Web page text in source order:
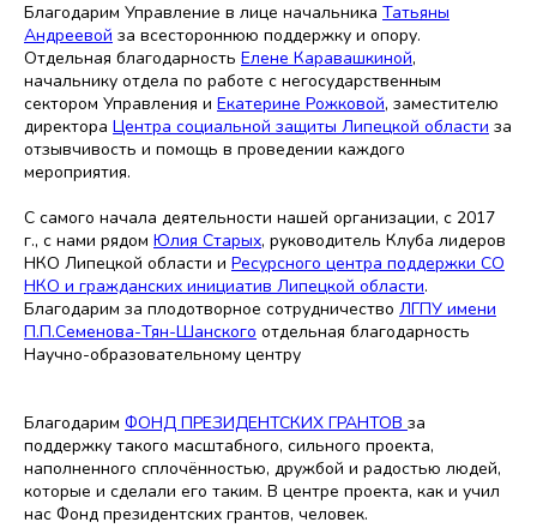
Благодарим Управление в лице начальника Татьяны
Андреевой за всестороннюю поддержку и опору.
Отдельная благодарность Елене Каравашкиной,
начальнику отдела по работе с негосударственным
сектором Управления и Екатерине Рожковой, заместителю
директора Центра социальной защиты Липецкой области за
отзывчивость и помощь в проведении каждого
мероприятия.
С самого начала деятельности нашей организации, с 2017
г., с нами рядом Юлия Старых, руководитель Клуба лидеров
НКО Липецкой области и Ресурсного центра поддержки СО
НКО и гражданских инициатив Липецкой области.
Благодарим за плодотворное сотрудничество ЛГПУ имени
П.П.Семенова-Тян-Шанского отдельная благодарность
Научно-образовательному центру
Благодарим ФОНД ПРЕЗИДЕНТСКИХ ГРАНТОВ за
поддержку такого масштабного, сильного проекта,
наполненного сплочённостью, дружбой и радостью людей,
которые и сделали его таким. В центре проекта, как и учил
нас Фонд президентских грантов, человек.